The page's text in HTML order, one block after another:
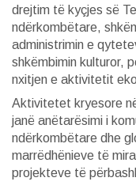
drejtim të kyçjes së
ndërkombëtare,
administrimin e
shkëmbimin kulturor,
nxitjen e aktivitetit
Aktivitetet kryesore
janë anëtarësimi i
ndërkombëtare dhe
marrëdhënieve të
projekteve të